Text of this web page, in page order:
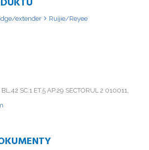
extender Ruijie/Reyee
SC.1 ET.5 AP.29 SECTORUL 2 010011,